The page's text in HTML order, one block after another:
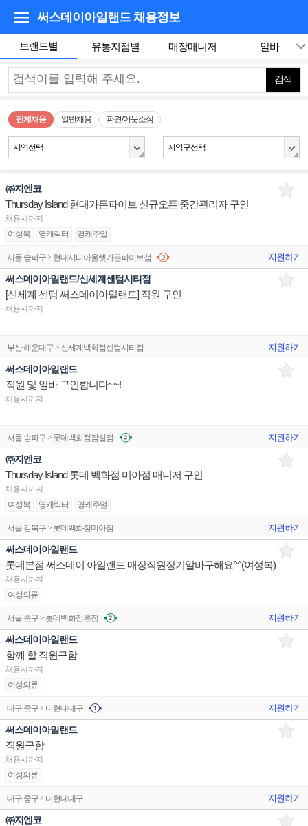
써스데이아일랜드채용정보
브랜드별 유통지점별 매장매니저 알바
검색
전체채용 일반채용 파견/아웃소싱
지역선택 지역구선택
㈜지엔코
Thursday Island 현대가든파이브 신규오픈 중간관리자 구인
채용시까지
여성복 영캐릭터 영캐주얼
서울 송파구 > 현대시티아울렛가든파이브점 지원하기
써스데이아일랜드/신세계센텀시티점
[신세계 센텀 써스데이아일랜드] 직원 구인
채용시까지
부산 해운대구 > 신세계백화점센텀시티점 지원하기
써스데이아일랜드
직원 및 알바 구인합니다~~!
채용시까지
서울 송파구 > 롯데백화점잠실점 지원하기
㈜지엔코
Thursday Island 롯데 백화점 미아점 매니저 구인
채용시까지
여성복 영캐릭터 영캐주얼
서울 강북구 > 롯데백화점미아점 지원하기
써스데이아일랜드
롯데본점 써스데이 아일랜드 매장직원장기알바구해요^^(여성복)
채용시까지
여성의류
서울 중구 > 롯데백화점본점 지원하기
써스데이아일랜드
함께 할 직원구함
채용시까지
여성의류
대구 중구 > 더현대대구 지원하기
써스데이아일랜드
직원구함
채용시까지
여성의류
대구 중구 > 더현대대구 지원하기
㈜지엔코